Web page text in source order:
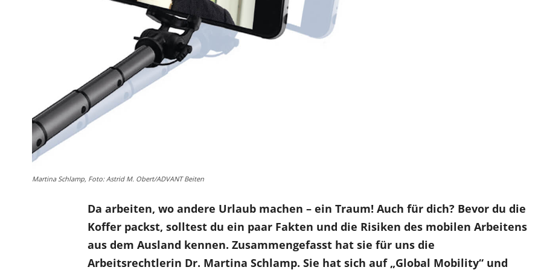
Martina Schlamp, Foto: Astrid M. Obert/ADVANT Beiten
Da arbeiten, wo andere Urlaub machen – ein Traum! Auch für dich? Bevor du die
Koffer packst, solltest du ein paar Fakten und die Risiken des mobilen Arbeitens
aus dem Ausland kennen. Zusammengefasst hat sie für uns die
Arbeitsrechtlerin Dr. Martina Schlamp. Sie hat sich auf „Global Mobility“ und